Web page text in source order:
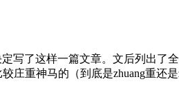
写了这样一篇文章。文后列出了
重神马的（到底是zhuang重还是